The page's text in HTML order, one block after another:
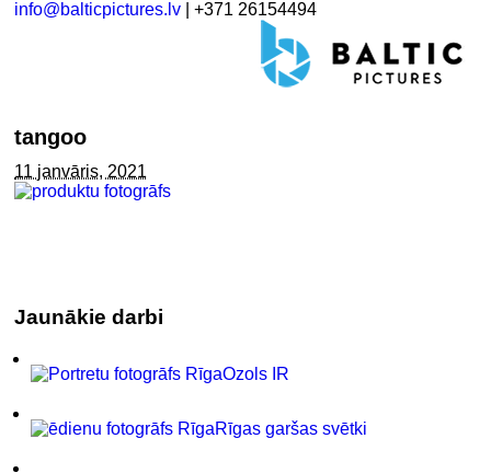
info@balticpictures.lv | +371 26154494
tangoo
11 janvāris, 2021
Jaunākie darbi
Ozols IR
Rīgas garšas svētki